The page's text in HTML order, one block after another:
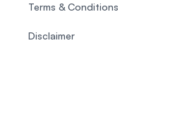
Terms & Conditions
Disclaimer